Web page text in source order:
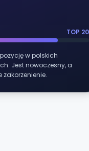
TOP 20
w polskich
Jest nowoczesny, a